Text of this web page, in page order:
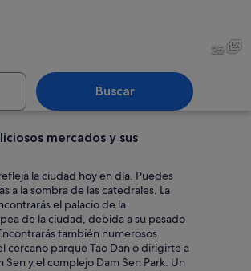
25
Buscar
mercados y sus
la ciudad hoy en día. Puedes
a la sombra de las catedrales. La
el palacio de la
de la ciudad, debida a su pasado
también numerosos
cercano parque Tao Dan o dirigirte a
y el complejo Dam Sen Park. Un